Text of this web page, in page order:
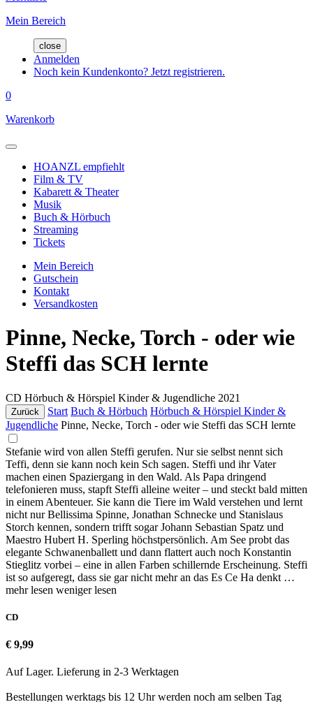
Mein Bereich
close
Anmelden
Noch kein Kundenkonto? Jetzt registrieren.
0
Warenkorb
HOANZL empfiehlt
Film & TV
Kabarett & Theater
Musik
Buch & Hörbuch
Streaming
Tickets
Mein Bereich
Gutschein
Kontakt
Versandkosten
Pinne, Necke, Torch - oder wie
Steffi das SCH lernte
CD Hörbuch & Hörspiel Kinder & Jugendliche 2021
Zurück Start Buch & Hörbuch Hörbuch & Hörspiel Kinder &
Jugendliche Pinne, Necke, Torch - oder wie Steffi das SCH lernte
Stefanie wird von allen Steffi gerufen. Nur sie selbst nennt sich
Teffi, denn sie kann noch kein Sch sagen. Steffi und ihr Vater
machen einen Spaziergang in den Wald. Als Papa dringend
telefonieren muss, stapft Steffi alleine weiter – und steckt bald mitten
in einem Abenteuer. Sie kann die Tiere im Wald verstehen und lernt
nicht nur Bellissima Spinne, Jonathan Schnecke und Stanislaus
Storch kennen, sondern trifft sogar Johann Sebastian Spatz und
Maestro Hubert H. Sperling höchstpersönlich. Am See probt das
elegante Schwanenballett und dann flattert auch noch Konstantin
Stieglitz vorbei – eine in allen Farben schillernde Erscheinung. Steffi
ist so aufgeregt, dass sie gar nicht mehr an das Es Ce Ha denkt …
mehr lesen weniger lesen
CD
€ 9,99
Auf Lager. Lieferung in 2-3 Werktagen
Bestellungen werktags bis 12 Uhr werden noch am selben Tag